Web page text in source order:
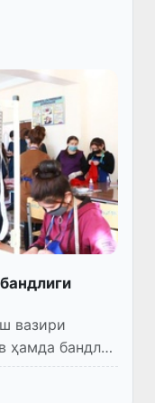
вазири
ҳамда бандлик